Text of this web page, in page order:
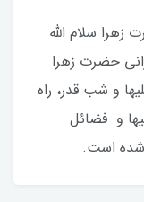
سلام الله
حضرت زهرا
و شب قدر، راه
و فضائل
شده است.